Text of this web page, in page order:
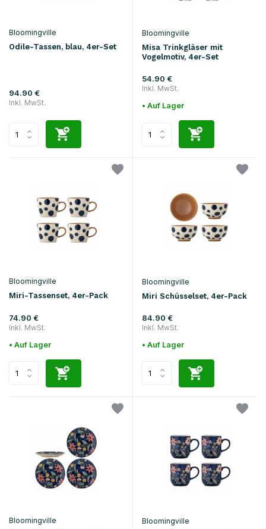
Bloomingville
Odile-Tassen, blau, 4er-Set
94.90 €
Inkl. MwSt.
Bloomingville
Misa Trinkgläser mit
Vogelmotiv, 4er-Set
54.90 €
Inkl. MwSt.
• Auf Lager
Bloomingville
Miri-Tassenset, 4er-Pack
74.90 €
Inkl. MwSt.
• Auf Lager
Bloomingville
Miri Schüsselset, 4er-Pack
84.90 €
Inkl. MwSt.
• Auf Lager
Bloomingville
Bloomingville